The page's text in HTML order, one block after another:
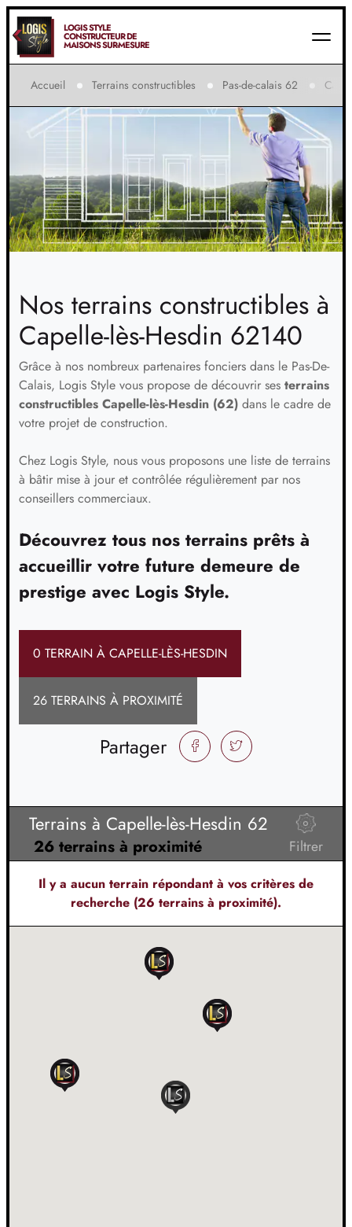
LOGIS STYLE
CONSTRUCTEUR DE
MAISONS SUR-MESURE
Accueil Terrains constructibles Pas-de-calais 62
Nos terrains constructibles à
Capelle-lès-Hesdin 62140
Grâce à nos nombreux partenaires fonciers dans le Pas-De-
Calais, Logis Style vous propose de découvrir ses terrains
constructibles Capelle-lès-Hesdin (62) dans le cadre de
votre projet de construction.
Chez Logis Style, nous vous proposons une liste de terrains
à bâtir mise à jour et contrôlée régulièrement par nos
conseillers commerciaux.
Découvrez tous nos terrains prêts à
accueillir votre future demeure de
prestige avec Logis Style.
0 TERRAIN À CAPELLE-LÈS-HESDIN
26 TERRAINS À PROXIMITÉ
Partager FACEBOOKTWITTER
Terrains à Capelle-lès-Hesdin 62
26 terrains à proximité Filtrer
Il y a aucun terrain répondant à vos critères de
recherche (26 terrains à proximité).